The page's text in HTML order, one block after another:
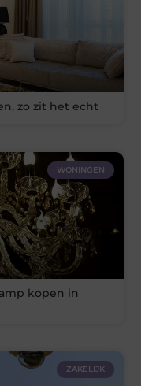
zo zit het echt
WONINGEN
kopen in
ZAKELIJK